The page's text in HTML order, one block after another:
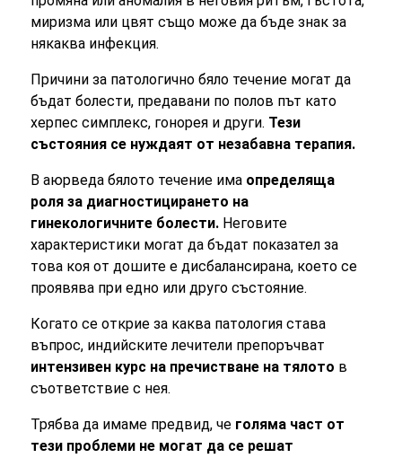
миризма или цвят също може да бъде знак за
някаква инфекция.
Причини за патологично бяло течение могат да
бъдат болести, предавани по полов път като
херпес симплекс, гонорея и други. Тези
състояния се нуждаят от незабавна терапия.
В аюрведа бялото течение има определяща
роля за диагностицирането на
гинекологичните болести. Неговите
характеристики могат да бъдат показател за
това коя от дошите е дисбалансирана, което се
проявява при едно или друго състояние.
Когато се открие за каква патология става
въпрос, индийските лечители препоръчват
интензивен курс на пречистване на тялото в
съответствие с нея.
Трябва да имаме предвид, че голяма част от
тези проблеми не могат да се решат